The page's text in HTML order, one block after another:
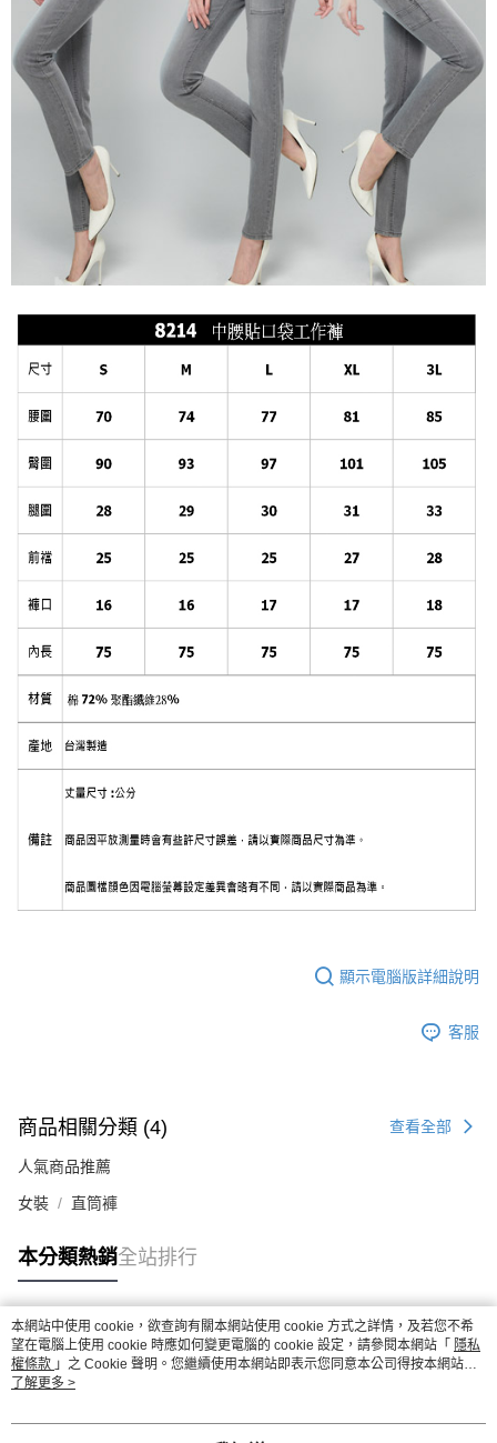
顯示電腦版詳細說明
客服
商品相關分類 (4) 查看全部
人氣商品推薦
女裝 直筒褲
本分類熱銷全站排行
熱門標籤
本網站中使用 cookie，欲查詢有關本網站使用 cookie 方式之詳情，及若您不希
望在電腦上使用 cookie 時應如何變更電腦的 cookie 設定，請參閱本網站「 隱私
權條款 」之 Cookie 聲明。您繼續使用本網站即表示您同意本公司得按本網站使
用條款之 Cookie 聲明使用 cookie。
了解更多 >